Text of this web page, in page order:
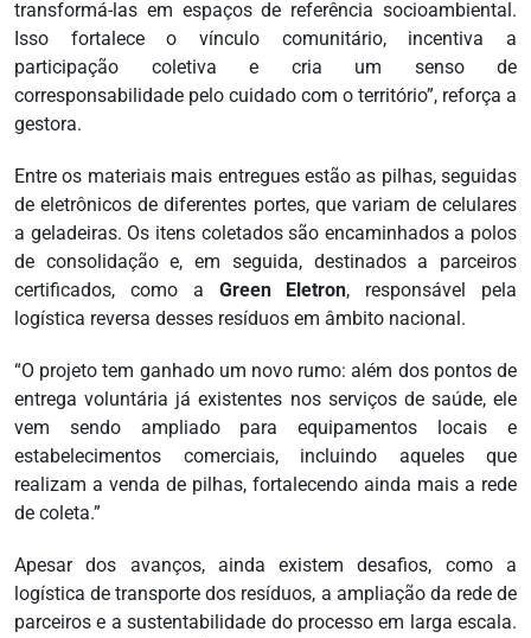
transformá-las em espaços de referência socioambiental.
Isso fortalece o vínculo comunitário, incentiva a
participação coletiva e cria um senso de
corresponsabilidade pelo cuidado com o território”, reforça a
gestora.
Entre os materiais mais entregues estão as pilhas, seguidas
de eletrônicos de diferentes portes, que variam de celulares
a geladeiras. Os itens coletados são encaminhados a polos
de consolidação e, em seguida, destinados a parceiros
certificados, como a Green Eletron, responsável pela
logística reversa desses resíduos em âmbito nacional.
“O projeto tem ganhado um novo rumo: além dos pontos de
entrega voluntária já existentes nos serviços de saúde, ele
vem sendo ampliado para equipamentos locais e
estabelecimentos comerciais, incluindo aqueles que
realizam a venda de pilhas, fortalecendo ainda mais a rede
de coleta.”
Apesar dos avanços, ainda existem desafios, como a
logística de transporte dos resíduos, a ampliação da rede de
parceiros e a sustentabilidade do processo em larga escala.